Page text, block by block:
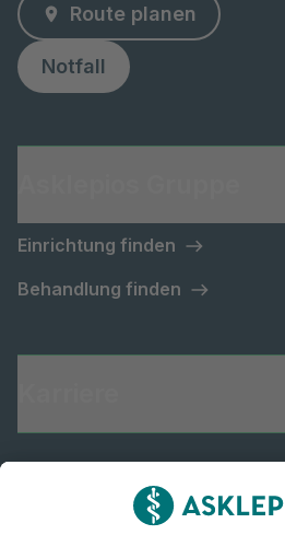
Route planen
Notfall
Einrichtung finden
Behandlung finden
Informiert bleiben